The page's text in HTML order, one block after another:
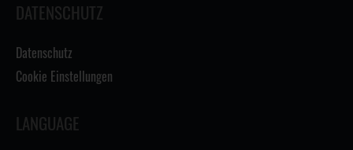
DATENSCHUTZ
Datenschutz
Cookie Einstellungen
LANGUAGE